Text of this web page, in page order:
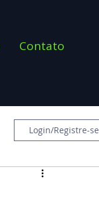
Contato
Login/Registre-se